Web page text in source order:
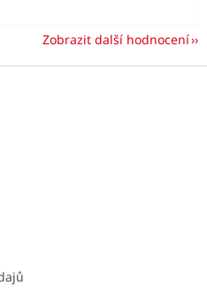
Zobrazit další hodnocení